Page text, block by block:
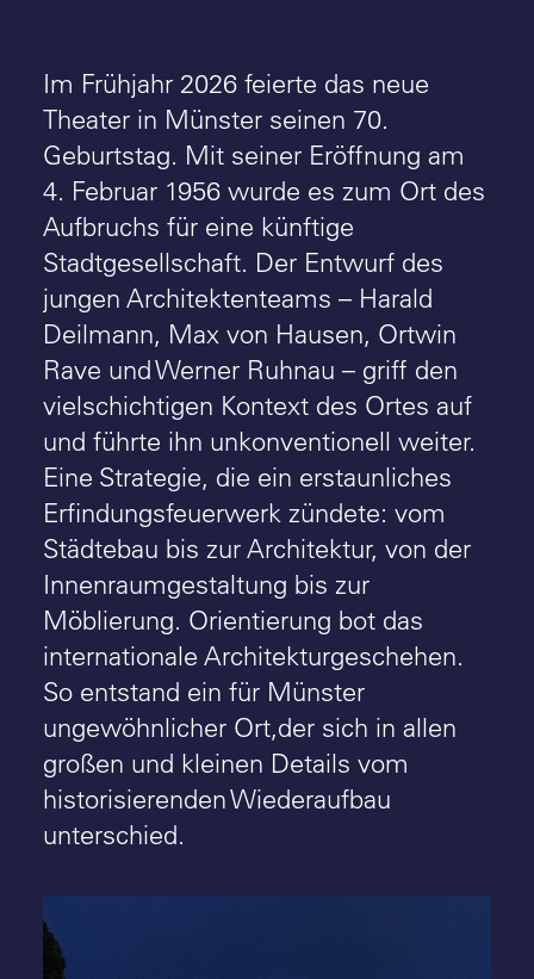
Im Frühjahr 2026 feierte das neue
Theater in Münster seinen 70.
Geburtstag. Mit seiner Eröffnung am
4. Februar 1956 wurde es zum Ort des
Aufbruchs für eine künftige
Stadtgesellschaft. Der Entwurf des
jungen Architektenteams – Harald
Deilmann, Max von Hausen, Ortwin
Rave und Werner Ruhnau – griff den
vielschichtigen Kontext des Ortes auf
und führte ihn unkonventionell weiter.
Eine Strategie, die ein erstaunliches
Erfindungsfeuerwerk zündete: vom
Städtebau bis zur Architektur, von der
Innenraumgestaltung bis zur
Möblierung. Orientierung bot das
internationale Architekturgeschehen.
So entstand ein für Münster
ungewöhnlicher Ort,der sich in allen
großen und kleinen Details vom
historisierenden Wiederaufbau
unterschied.